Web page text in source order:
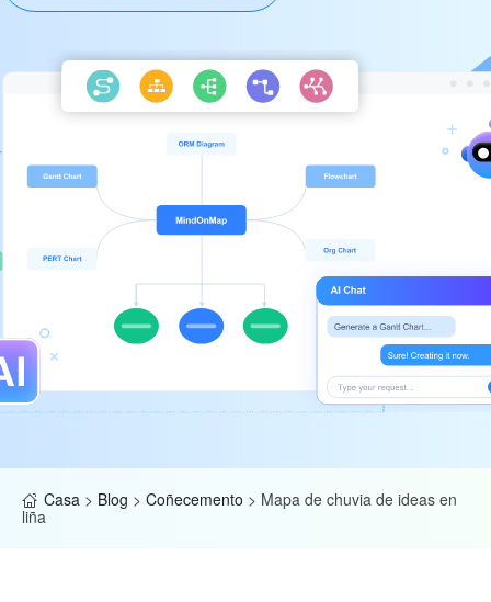
Casa > Blog > Coñecemento > Mapa de chuvia de ideas en
liña